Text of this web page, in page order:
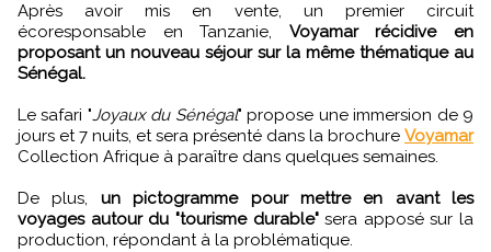
Après avoir mis en vente, un premier circuit
écoresponsable en Tanzanie, Voyamar récidive en
proposant un nouveau séjour sur la même thématique au
Sénégal.
Le safari "Joyaux du Sénégal" propose une immersion de 9
jours et 7 nuits, et sera présenté dans la brochure Voyamar
Collection Afrique à paraître dans quelques semaines.
De plus, un pictogramme pour mettre en avant les
voyages autour du "tourisme durable"sera apposé sur la
production, répondant à la problématique.